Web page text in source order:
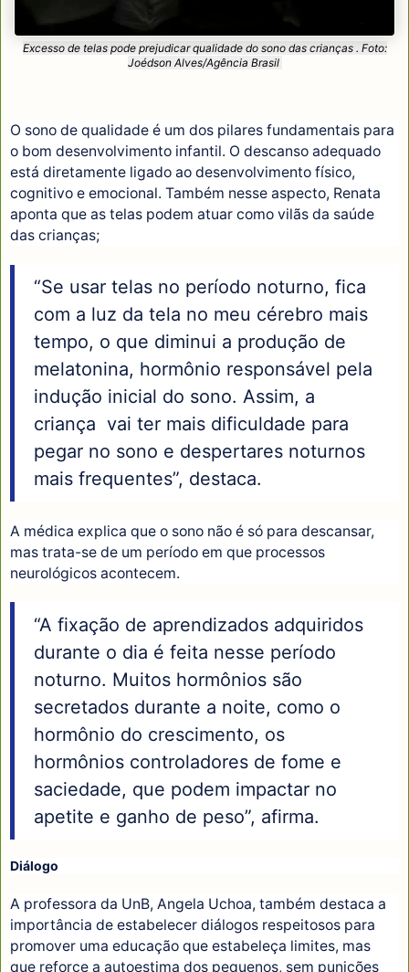
Excesso de telas pode prejudicar qualidade do sono das crianças . Foto:
Joédson Alves/Agência Brasil
O sono de qualidade é um dos pilares fundamentais para
o bom desenvolvimento infantil. O descanso adequado
está diretamente ligado ao desenvolvimento físico,
cognitivo e emocional. Também nesse aspecto, Renata
aponta que as telas podem atuar como vilãs da saúde
das crianças;
“Se usar telas no período noturno, fica
com a luz da tela no meu cérebro mais
tempo, o que diminui a produção de
melatonina, hormônio responsável pela
indução inicial do sono. Assim, a
criança vai ter mais dificuldade para
pegar no sono e despertares noturnos
mais frequentes”, destaca.
A médica explica que o sono não é só para descansar,
mas trata-se de um período em que processos
neurológicos acontecem.
“A fixação de aprendizados adquiridos
durante o dia é feita nesse período
noturno. Muitos hormônios são
secretados durante a noite, como o
hormônio do crescimento, os
hormônios controladores de fome e
saciedade, que podem impactar no
apetite e ganho de peso”, afirma.
Diálogo
A professora da UnB, Angela Uchoa, também destaca a
importância de estabelecer diálogos respeitosos para
promover uma educação que estabeleça limites, mas
que reforce a autoestima dos pequenos, sem punições